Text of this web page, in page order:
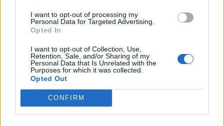
I want to opt-out of processing my
Personal Data for Targeted Advertising.
Opted In
I want to opt-out of Collection, Use,
Retention, Sale, and/or Sharing of my
Personal Data that Is Unrelated with the
Purposes for which it was collected.
Opted Out
CONFIRM
news
RELATED ARTICLES MORE FROM AUTHOR